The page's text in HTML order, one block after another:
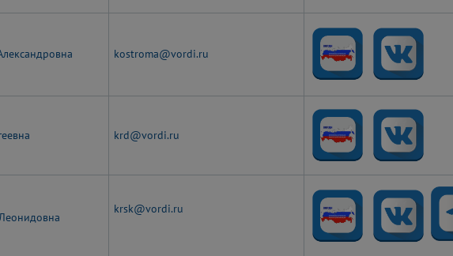
kostroma@vordi.ru
krd@vordi.ru
krsk@vordi.ru